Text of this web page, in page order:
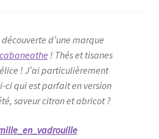
découverte d’une marque
! Thés et tisanes
! J’ai particulièrement
ci qui est parfait en version
saveur citron et abricot ?